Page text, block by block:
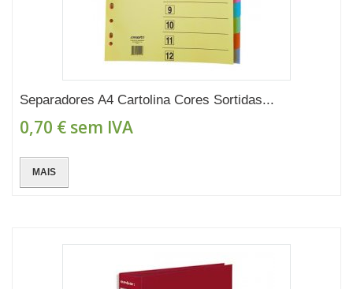
Separadores A4 Cartolina Cores Sortidas...
0,70 € sem IVA
MAIS